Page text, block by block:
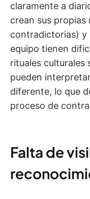
claramente a
crean sus propias
contradictorias) y
equipo tienen
rituales culturales
pueden
diferente, lo que
proceso de
Falta de